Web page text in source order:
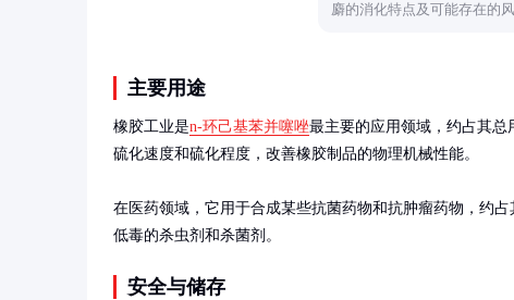
麝的消化特点及可能存在的
主要用途
橡胶工业是n-环己基苯并噻唑最主要的应用领域，约占其总
硫化速度和硫化程度，改善橡胶制品的物理机械性能。
在医药领域，它用于合成某些抗菌药物和抗肿瘤药物，约
低毒的杀虫剂和杀菌剂。
安全与储存